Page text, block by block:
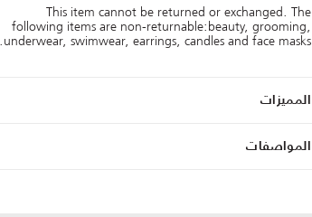
This item cannot be returned or exchanged. The
following items are non-returnable:beauty, grooming,
underwear, swimwear, earrings, candles and face masks.
المميزات
المواصفات